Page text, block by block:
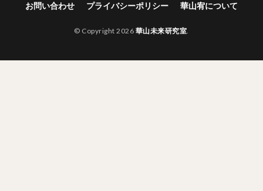
お問い合わせ プライバシーポリシー 華山宥について
© Copyright 2026 華山未来研究室.